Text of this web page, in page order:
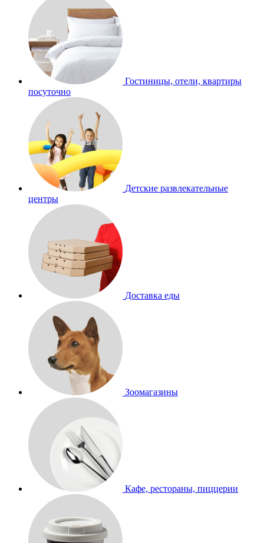
Гостиницы, отели, квартиры
посуточно
Детские развлекательные
центры
Доставка еды
Зоомагазины
Кафе, рестораны, пиццерии